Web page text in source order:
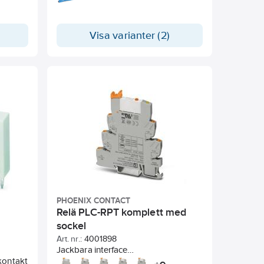
Visa varianter (2)
PHOENIX CONTACT
Relä PLC-RPT komplett med
sockel
Art. nr.: 4001898
Jackbara interface
reläer/optokopplare med endast 6,2